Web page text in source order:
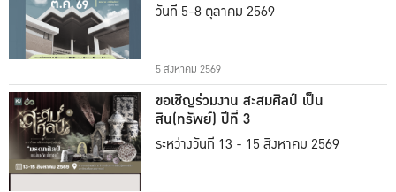
วันที่ 5-8 ตุลาคม 2569
5 สิงหาคม 2569
ขอเชิญร่วมงาน สะสมศิลป์ เป็น
สิน(ทรัพย์) ปีที่ 3
ระหว่างวันที่ 13 - 15 สิงหาคม 2569